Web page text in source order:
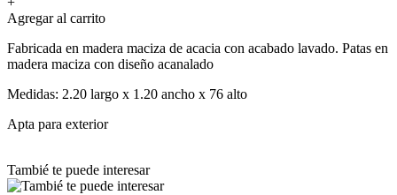
Agregar al carrito
Fabricada en madera maciza de acacia con acabado lavado. Patas en
madera maciza con diseño acanalado
Medidas: 2.20 largo x 1.20 ancho x 76 alto
Apta para exterior
Tambié te puede interesar